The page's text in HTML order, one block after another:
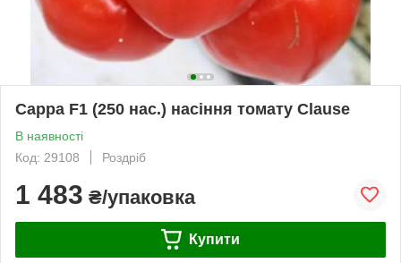
Сарра F1 (250 нас.) насіння томату Clause
В наявності
Код: 29108
Роздріб
1 483 ₴/упаковка
Купити